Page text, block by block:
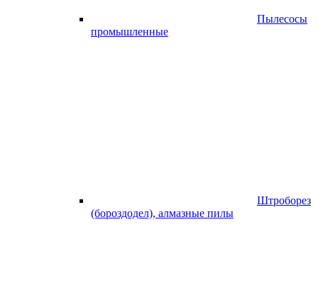
Пылесосы
промышленные
Штроборез
(бороздодел), алмазные пилы